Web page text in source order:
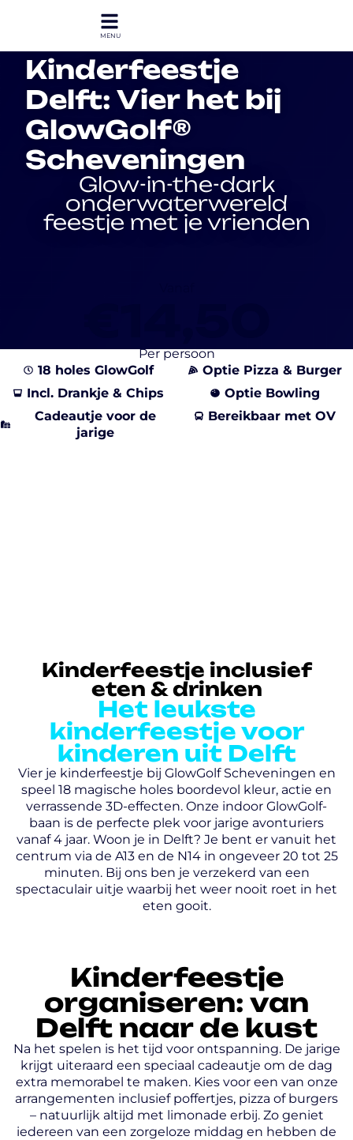
Kinderfeestje
Delft: Vier het bij
GlowGolf®
Scheveningen
Glow-in-the-dark
onderwaterwereld
feestje met je vrienden
Kinderfeestje inclusief
eten & drinken
Het leukste
kinderfeestje voor
kinderen uit Delft
Vier je kinderfeestje bij GlowGolf Scheveningen en
speel 18 magische holes boordevol kleur, actie en
verrassende 3D-effecten. Onze indoor GlowGolf-
baan is de perfecte plek voor jarige avonturiers
vanaf 4 jaar. Woon je in Delft? Je bent er vanuit het
centrum via de A13 en de N14 in ongeveer 20 tot 25
minuten. Bij ons ben je verzekerd van een
spectaculair uitje waarbij het weer nooit roet in het
eten gooit.
Per persoon
18 holes GlowGolf
Incl. Drankje & Chips
Cadeautje voor de
jarige
Optie Pizza & Burger
Optie Bowling
Bereikbaar met OV
Kinderfeestje
organiseren: van
Delft naar de kust
Na het spelen is het tijd voor ontspanning. De jarige
krijgt uiteraard een speciaal cadeautje om de dag
extra memorabel te maken. Kies voor een van onze
arrangementen inclusief poffertjes, pizza of burgers
– natuurlijk altijd met limonade erbij. Zo geniet
iedereen van een zorgeloze middag en hebben de